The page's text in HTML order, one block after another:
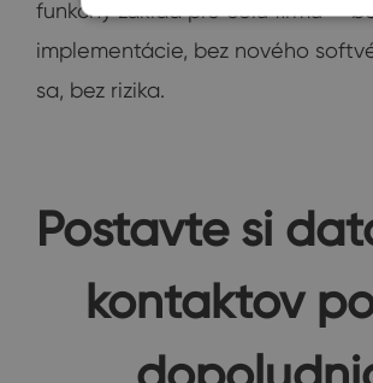
funkčný základ pre celú firmu —
implementácie, bez nového
sa, bez rizika.
Postavte si
kontaktov